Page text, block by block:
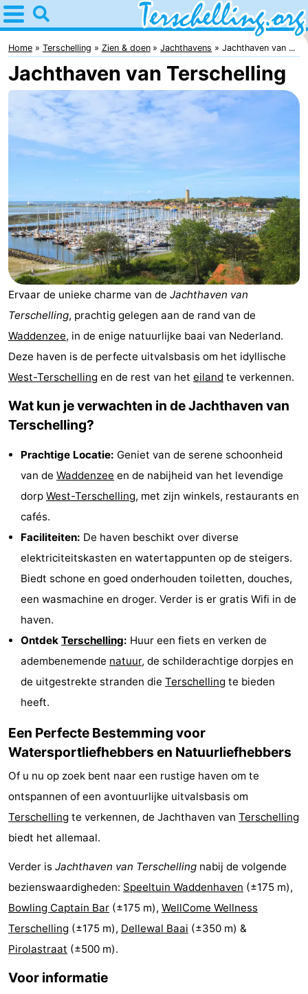
Home
Terschelling
Tips
Voor
kinderen
Dorpen
Jongeren
Overnachten
Appartementen
-
Kaap
West
-
Résidence
Terschelling
-
Strandappartementen
West
Terschelling
-
Tjermelân
Bed
breakfasts)
Campings
Hotels
Vakantiehuizen
De
Riesen
Elements
Schuttersbos
Tjermelân
Last
minutes
Strand
Zien
doen
Bezienswaardigheden
-
Monumenten
-
Kerken
-
Uitkijkpunten
Attracties
-
Home Terschelling Zien & doen Jachthavens Jachthaven van ...
Jachthaven van Terschelling
Ervaar de unieke charme van de Jachthaven van
Terschelling, prachtig gelegen aan de rand van de
Waddenzee, in de enige natuurlijke baai van Nederland.
Deze haven is de perfecte uitvalsbasis om het idyllische
West-Terschelling en de rest van het eiland te verkennen.
Wat kun je verwachten in de Jachthaven van
Terschelling?
Prachtige Locatie: Geniet van de serene schoonheid
van de Waddenzee en de nabijheid van het levendige
dorp West-Terschelling, met zijn winkels, restaurants en
cafés.
Faciliteiten: De haven beschikt over diverse
elektriciteitskasten en watertappunten op de steigers.
Biedt schone en goed onderhouden toiletten, douches,
een wasmachine en droger. Verder is er gratis Wifi in de
haven.
Ontdek Terschelling: Huur een fiets en verken de
adembenemende natuur, de schilderachtige dorpjes en
de uitgestrekte stranden die Terschelling te bieden
heeft.
Een Perfecte Bestemming voor
Watersportliefhebbers en Natuurliefhebbers
Of u nu op zoek bent naar een rustige haven om te
ontspannen of een avontuurlijke uitvalsbasis om
Terschelling te verkennen, de Jachthaven van Terschelling
biedt het allemaal.
Verder is Jachthaven van Terschelling nabij de volgende
bezienswaardigheden: Speeltuin Waddenhaven (±175 m),
Bowling Captain Bar (±175 m), WellCome Wellness
Terschelling (±175 m), Dellewal Baai (±350 m) &
Pirolastraat (±500 m).
Voor informatie